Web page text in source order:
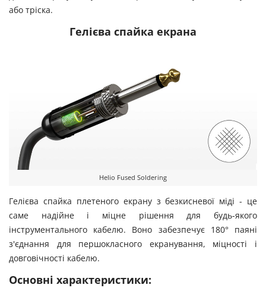
або тріска.
Гелієва спайка екрана
Helio Fused Soldering
Гелієва спайка плетеного екрану з безкисневої міді - це
саме надійне і міцне рішення для будь-якого
інструментального кабелю. Воно забезпечує 180° паяні
з'єднання для першокласного екранування, міцності і
довговічності кабелю.
Основні характеристики: